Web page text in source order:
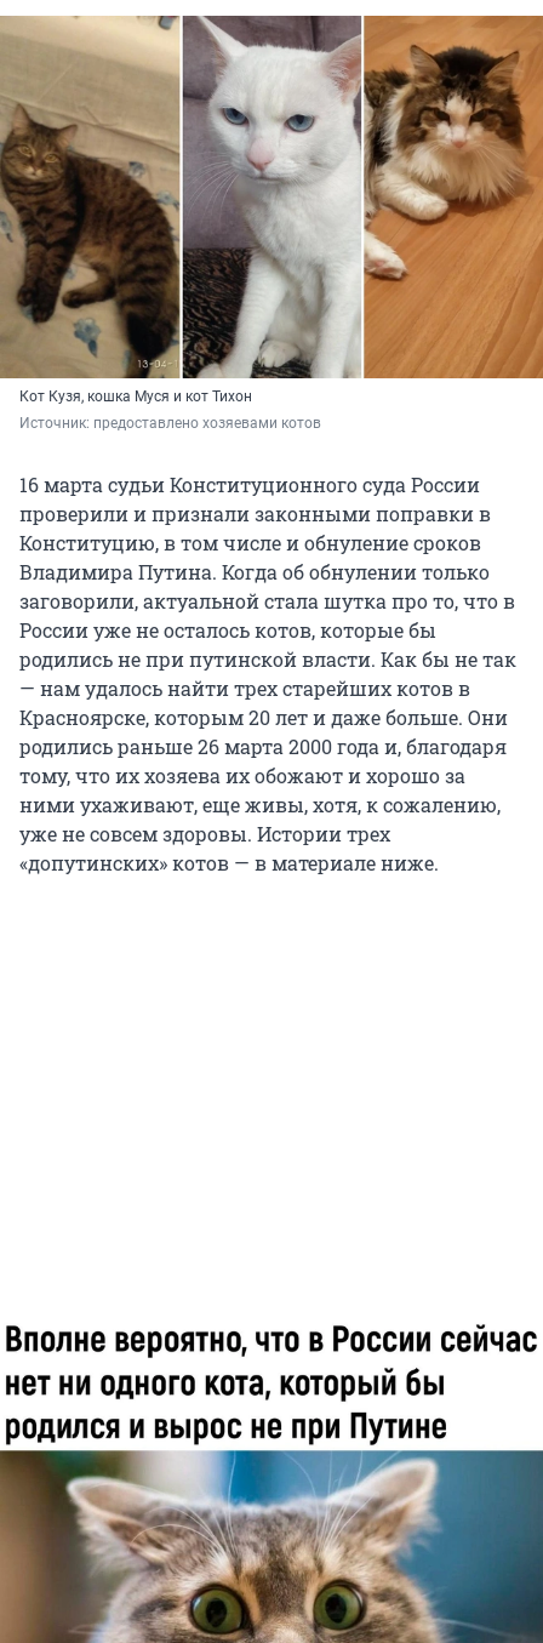
Кот Кузя, кошка Муся и кот Тихон
Источник: предоставлено хозяевами котов
16 марта судьи Конституционного суда России
проверили и признали законными поправки в
Конституцию, в том числе и обнуление сроков
Владимира Путина. Когда об обнулении только
заговорили, актуальной стала шутка про то, что в
России уже не осталось котов, которые бы
родились не при путинской власти. Как бы не так
— нам удалось найти трех старейших котов в
Красноярске, которым 20 лет и даже больше. Они
родились раньше 26 марта 2000 года и, благодаря
тому, что их хозяева их обожают и хорошо за
ними ухаживают, еще живы, хотя, к сожалению,
уже не совсем здоровы. Истории трех
«допутинских» котов — в материале ниже.